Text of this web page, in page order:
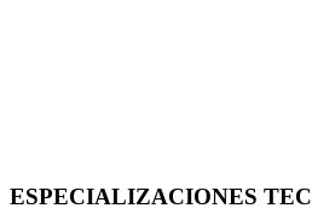
ESPECIALIZACIONES